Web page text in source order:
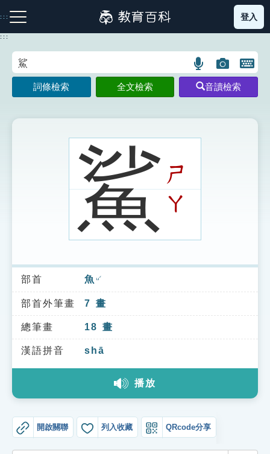
到
主
:::
注音索引圖示 筆畫索引圖示 部首索引表圖示
索引選單
知識索引
單字索引
生命大百科索引
教學應用
貓頭鷹博士
登入
:::
語
言
搜
示
圖
片
搜
開
鍵
圖
詞條檢索 全文檢索 音讀檢索
鯊ㄕ
ㄚ
部首 魚 ㄩˊ
部首外筆畫 7 畫
總筆畫 18 畫
漢語拼音 shā
播放
開啟關聯 列入收藏 QRcode分享